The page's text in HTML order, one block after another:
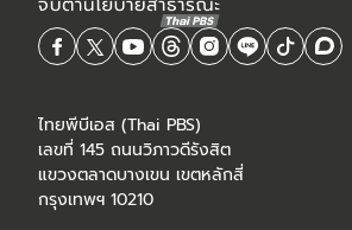
ไทยพีบีเอส (Thai PBS)
เลขที่ 145 ถนนวิภาวดีรังสิต
แขวงตลาดบางเขน เขตหลักสี่
กรุงเทพฯ 10210